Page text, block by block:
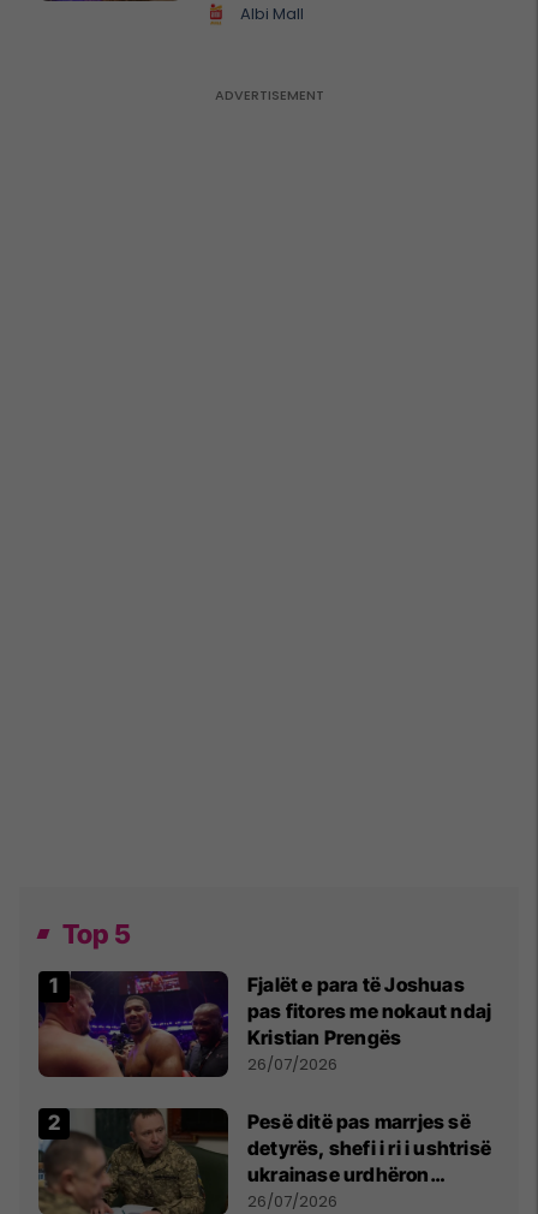
Albi Mall
Top 5
Fjalët e para të Joshuas
pas fitores me nokaut ndaj
Kristian Prengës
26/07/2026
Pesë ditë pas marrjes së
detyrës, shefi i ri i ushtrisë
ukrainase urdhëron
kontroll të madh
26/07/2026